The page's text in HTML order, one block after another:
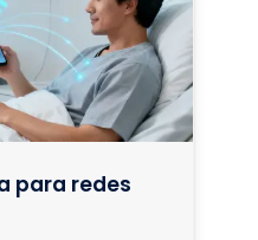
para redes